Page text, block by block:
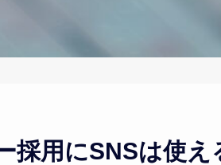
採用にSNSは使